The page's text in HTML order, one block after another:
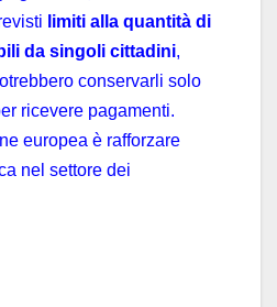
limiti alla quantità di
da singoli cittadini,
conservarli solo
ricevere pagamenti.
europea è rafforzare
nel settore dei